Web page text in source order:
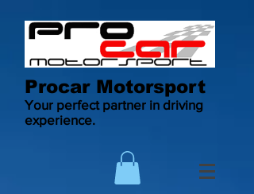
Procar Motorsport
Your perfect partner in driving
experience.